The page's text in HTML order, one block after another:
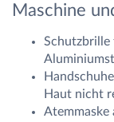
Maschine
Schutzbrille
Haut nicht
Atemmaske